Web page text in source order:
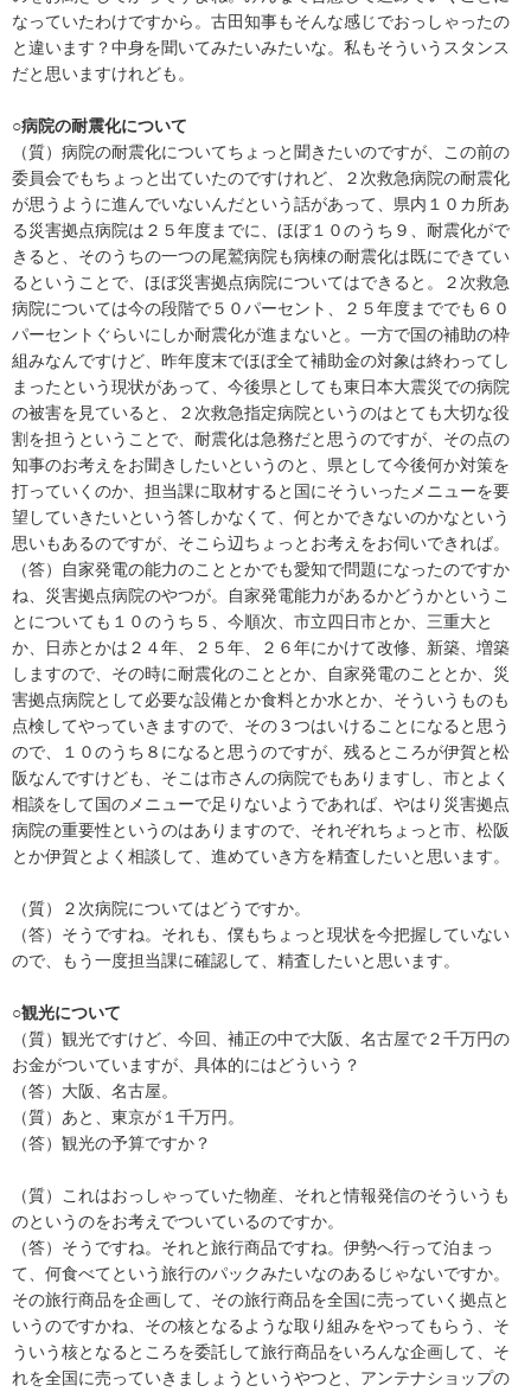
なっていたわけですから。古田知事もそんな感じでおっしゃったの
と違います？中身を聞いてみたいみたいな。私もそういうスタンス
だと思いますけれども。
○病院の耐震化について
（質）病院の耐震化についてちょっと聞きたいのですが、この前の
委員会でもちょっと出ていたのですけれど、２次救急病院の耐震化
が思うように進んでいないんだという話があって、県内１０カ所あ
る災害拠点病院は２５年度までに、ほぼ１０のうち９、耐震化がで
きると、そのうちの一つの尾鷲病院も病棟の耐震化は既にできてい
るということで、ほぼ災害拠点病院についてはできると。２次救急
病院については今の段階で５０パーセント、２５年度まででも６０
パーセントぐらいにしか耐震化が進まないと。一方で国の補助の枠
組みなんですけど、昨年度末でほぼ全て補助金の対象は終わってし
まったという現状があって、今後県としても東日本大震災での病院
の被害を見ていると、２次救急指定病院というのはとても大切な役
割を担うということで、耐震化は急務だと思うのですが、その点の
知事のお考えをお聞きしたいというのと、県として今後何か対策を
打っていくのか、担当課に取材すると国にそういったメニューを要
望していきたいという答しかなくて、何とかできないのかなという
思いもあるのですが、そこら辺ちょっとお考えをお伺いできれば。
（答）自家発電の能力のこととかでも愛知で問題になったのですか
ね、災害拠点病院のやつが。自家発電能力があるかどうかというこ
とについても１０のうち５、今順次、市立四日市とか、三重大と
か、日赤とかは２４年、２５年、２６年にかけて改修、新築、増築
しますので、その時に耐震化のこととか、自家発電のこととか、災
害拠点病院として必要な設備とか食料とか水とか、そういうものも
点検してやっていきますので、その３つはいけることになると思う
ので、１０のうち８になると思うのですが、残るところが伊賀と松
阪なんですけども、そこは市さんの病院でもありますし、市とよく
相談をして国のメニューで足りないようであれば、やはり災害拠点
病院の重要性というのはありますので、それぞれちょっと市、松阪
とか伊賀とよく相談して、進めていき方を精査したいと思います。
（質）２次病院についてはどうですか。
（答）そうですね。それも、僕もちょっと現状を今把握していない
ので、もう一度担当課に確認して、精査したいと思います。
○観光について
（質）観光ですけど、今回、補正の中で大阪、名古屋で２千万円の
お金がついていますが、具体的にはどういう？
（答）大阪、名古屋。
（質）あと、東京が１千万円。
（答）観光の予算ですか？
（質）これはおっしゃっていた物産、それと情報発信のそういうも
のというのをお考えでついているのですか。
（答）そうですね。それと旅行商品ですね。伊勢へ行って泊まっ
て、何食べてという旅行のパックみたいなのあるじゃないですか。
その旅行商品を企画して、その旅行商品を全国に売っていく拠点と
いうのですかね、その核となるような取り組みをやってもらう、そ
ういう核となるところを委託して旅行商品をいろんな企画して、そ
れを全国に売っていきましょうというやつと、アンテナショップの